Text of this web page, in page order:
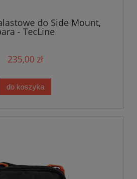
do Side Mount,
- TecLine
235,00 zł
do koszyka